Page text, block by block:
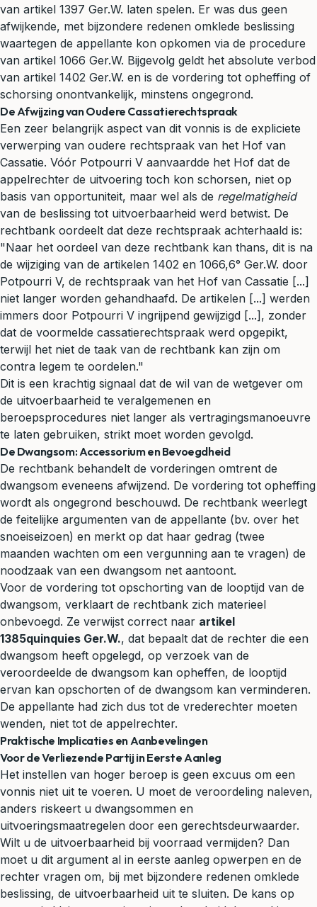
van artikel 1397 Ger.W. laten spelen. Er was dus geen
afwijkende, met bijzondere redenen omklede beslissing
waartegen de appellante kon opkomen via de procedure
van artikel 1066 Ger.W. Bijgevolg geldt het absolute verbod
van artikel 1402 Ger.W. en is de vordering tot opheffing of
schorsing onontvankelijk, minstens ongegrond.
De Afwijzing van Oudere Cassatierechtspraak
Een zeer belangrijk aspect van dit vonnis is de expliciete
verwerping van oudere rechtspraak van het Hof van
Cassatie. Vóór Potpourri V aanvaardde het Hof dat de
appelrechter de uitvoering toch kon schorsen, niet op
basis van opportuniteit, maar wel als de regelmatigheid
van de beslissing tot uitvoerbaarheid werd betwist. De
rechtbank oordeelt dat deze rechtspraak achterhaald is:
"Naar het oordeel van deze rechtbank kan thans, dit is na
de wijziging van de artikelen 1402 en 1066,6° Ger.W. door
Potpourri V, de rechtspraak van het Hof van Cassatie [...]
niet langer worden gehandhaafd. De artikelen [...] werden
immers door Potpourri V ingrijpend gewijzigd [...], zonder
dat de voormelde cassatierechtspraak werd opgepikt,
terwijl het niet de taak van de rechtbank kan zijn om
contra legem te oordelen."
Dit is een krachtig signaal dat de wil van de wetgever om
de uitvoerbaarheid te veralgemenen en
beroepsprocedures niet langer als vertragingsmanoeuvre
te laten gebruiken, strikt moet worden gevolgd.
De Dwangsom: Accessorium en Bevoegdheid
De rechtbank behandelt de vorderingen omtrent de
dwangsom eveneens afwijzend. De vordering tot opheffing
wordt als ongegrond beschouwd. De rechtbank weerlegt
de feitelijke argumenten van de appellante (bv. over het
snoeiseizoen) en merkt op dat haar gedrag (twee
maanden wachten om een vergunning aan te vragen) de
noodzaak van een dwangsom net aantoont.
Voor de vordering tot opschorting van de looptijd van de
dwangsom, verklaart de rechtbank zich materieel
onbevoegd. Ze verwijst correct naar artikel
1385quinquies Ger.W., dat bepaalt dat de rechter die een
dwangsom heeft opgelegd, op verzoek van de
veroordeelde de dwangsom kan opheffen, de looptijd
ervan kan opschorten of de dwangsom kan verminderen.
De appellante had zich dus tot de vrederechter moeten
wenden, niet tot de appelrechter.
Praktische Implicaties en Aanbevelingen
Voor de Verliezende Partij in Eerste Aanleg
Het instellen van hoger beroep is geen excuus om een
vonnis niet uit te voeren. U moet de veroordeling naleven,
anders riskeert u dwangsommen en
uitvoeringsmaatregelen door een gerechtsdeurwaarder.
Wilt u de uitvoerbaarheid bij voorraad vermijden? Dan
moet u dit argument al in eerste aanleg opwerpen en de
rechter vragen om, bij met bijzondere redenen omklede
beslissing, de uitvoerbaarheid uit te sluiten. De kans op